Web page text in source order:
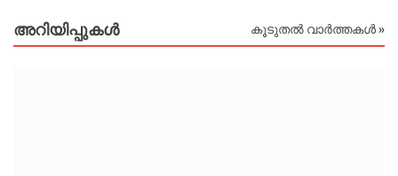
അറിയിപ്പുകള്‍ കൂടുതൽ വാർത്തകൾ »